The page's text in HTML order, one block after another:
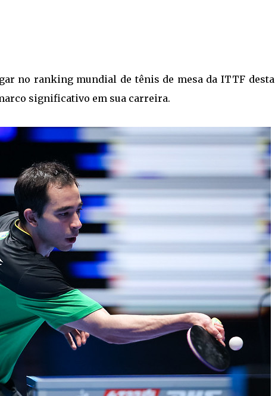
no ranking mundial de tênis de mesa da ITTF desta
significativo em sua carreira.